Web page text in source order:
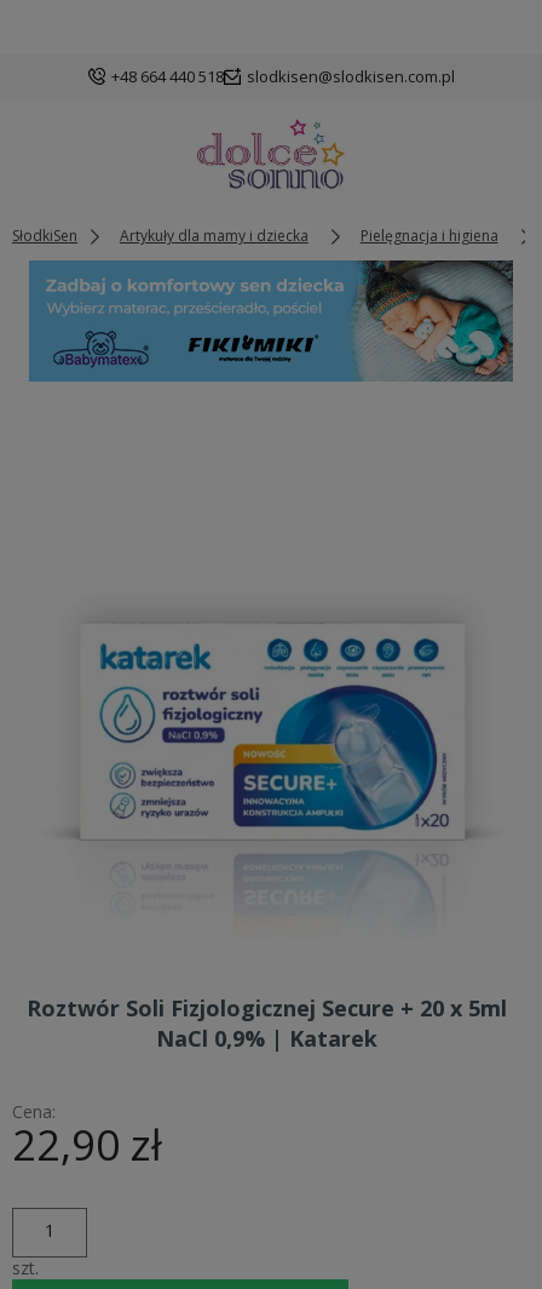
+48 664 440 518 slodkisen@slodkisen.com.pl
SłodkiSen Artykuły dla mamy i dziecka Pielęgnacja i higiena
Roztwór Soli Fizjologicznej Secure + 20 x 5ml
NaCl 0,9% | Katarek
Cena:
22,90 zł
szt.